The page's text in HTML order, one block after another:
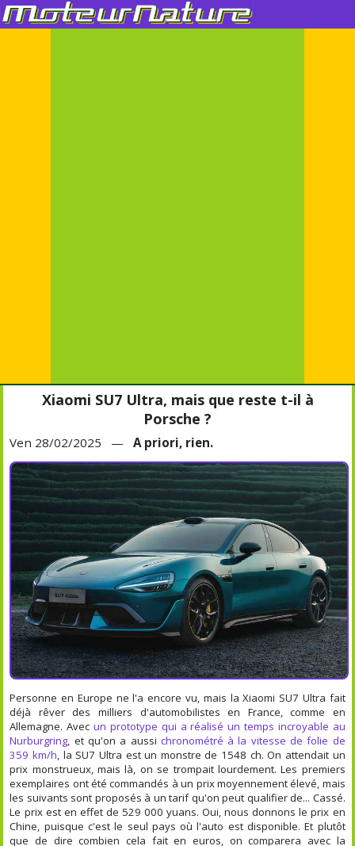
Xiaomi SU7 Ultra, mais que reste t-il à
Porsche ?
Ven 28/02/2025 —A priori, rien.
Personne en Europe ne l'a encore vu, mais la Xiaomi SU7 Ultra fait
déjà rêver des milliers d'automobilistes en France, comme en
Allemagne. Avecun prototype qui a réalisé un temps incroyable au
Nurburgring, et qu'on a aussi chronométré à la vitesse de folie de
359 km/h, la SU7 Ultra est un monstre de 1548 ch. On attendait un
prix monstrueux, mais là, on se trompait lourdement. Les premiers
exemplaires ont été commandés à un prix moyennement élevé, mais
les suivants sont proposés à un tarif qu'on peut qualifier de... Cassé.
Le prix est en effet de 529 000 yuans. Oui, nous donnons le prix en
Chine, puisque c'est le seul pays où l'auto est disponible. Et plutôt
que de dire combien cela fait en euros, on comparera avec la